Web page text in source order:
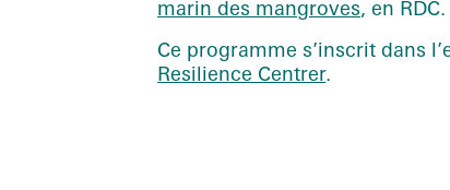
marin des mangroves, en RDC.
Ce programme s’inscrit dans
Resilience Centrer.